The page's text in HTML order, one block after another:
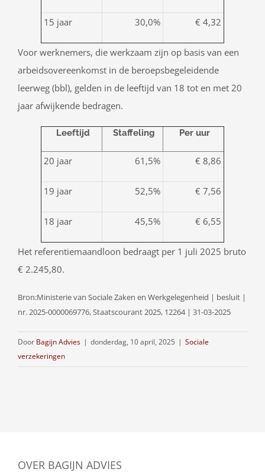
15 jaar 30,0% € 4,32
Voor werknemers, die werkzaam zijn op basis van een
arbeidsovereenkomst in de beroepsbegeleidende
leerweg (bbl), gelden in de leeftijd van 18 tot en met 20
jaar afwijkende bedragen.
Leeftijd Staffeling Per uur
20 jaar 61,5% € 8,86
19 jaar 52,5% € 7,56
18 jaar 45,5% € 6,55
Het referentiemaandloon bedraagt per 1 juli 2025 bruto
€ 2.245,80.
Bron:Ministerie van Sociale Zaken en Werkgelegenheid | besluit |
nr. 2025-0000069776, Staatscourant 2025, 12264 | 31-03-2025
Door Bagijn Advies | donderdag, 10 april, 2025 | Sociale
verzekeringen
OVER BAGIJN ADVIES